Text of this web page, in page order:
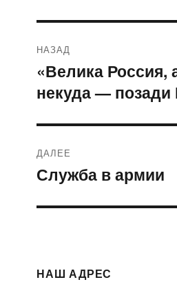
по
записям
НАЗАД
Предыдущая
запись:
«Велика Россия,
некуда — позади
ДАЛЕЕ
Следующая
Служба в армии
НАШ АДРЕС